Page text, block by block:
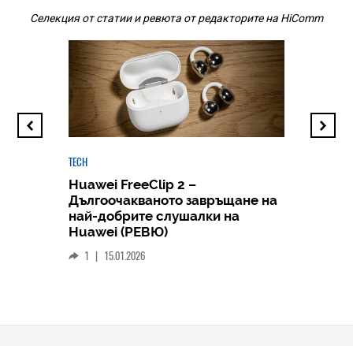
Селекция от статии и ревюта от редакторите на HiComm
TECH
Huawei FreeClip 2 –
Дългоочакваното завръщане на
най-добрите слушалки на
Huawei (РЕВЮ)
1 | 15.01.2026